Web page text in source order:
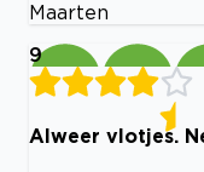
Maarten
9
Alweer vlotjes.